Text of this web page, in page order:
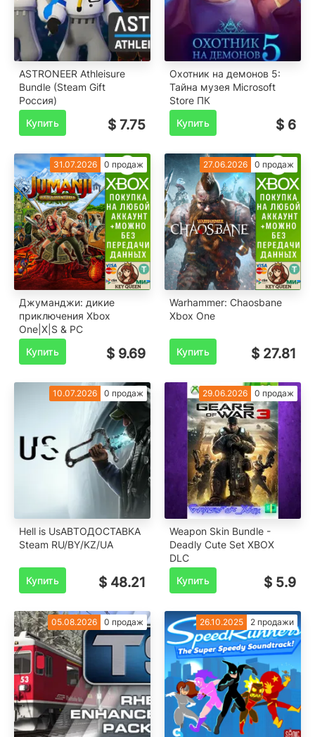
ASTRONEER Athleisure
Bundle (Steam Gift
Россия)
Купить
$ 7.75
Охотник на демонов 5:
Тайна музея Microsoft
Store ПК
Купить
$ 6
31.07.2026 0 продаж
Джуманджи: дикие
приключения Xbox
One|X|S & PC
Купить
$ 9.69
27.06.2026 0 продаж
Warhammer: Chaosbane
Xbox One
Купить $ 27.81
10.07.2026 0 продаж
Hell is UsАВТОДОСТАВКА
Steam RU/BY/KZ/UA
Купить $ 48.21
29.06.2026 0 продаж
️Weapon Skin Bundle -
Deadly Cute Set XBOX
DLC
Купить
$ 5.9
05.08.2026 0 продаж 26.10.2025 2 продажи